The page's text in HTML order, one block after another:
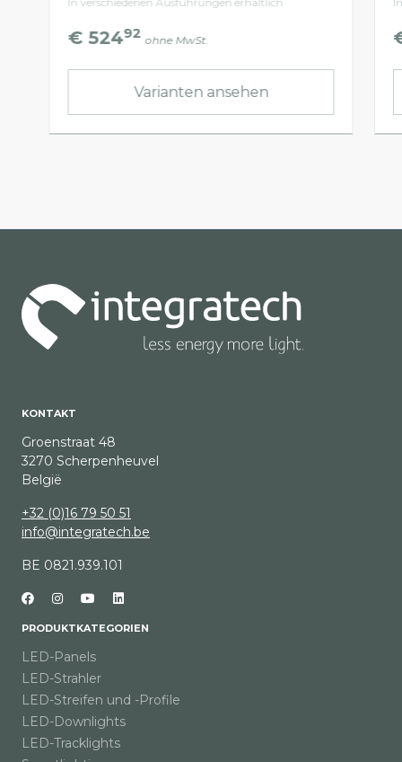
€ 52492 ohne MwSt.
Varianten ansehen
KONTAKT
Groenstraat 48
3270 Scherpenheuvel
België
+32 (0)16 79 50 51
info@integratech.be
BE 0821.939.101
PRODUKTKATEGORIEN
LED-Panels
LED-Strahler
LED-Streifen und -Profile
LED-Downlights
LED-Tracklights